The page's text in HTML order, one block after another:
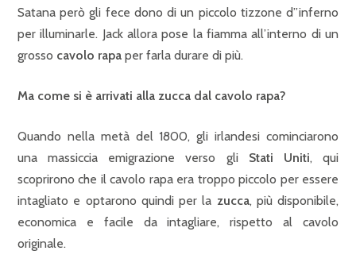
Satana però gli fece dono di un piccolo tizzone d”inferno
per illuminarle. Jack allora pose la fiamma all’interno di un
grosso cavolo rapa per farla durare di più.
Ma come si è arrivati alla zucca dal cavolo rapa?
Quando nella metà del 1800, gli irlandesi cominciarono
una massiccia emigrazione verso gli Stati Uniti, qui
scoprirono che il cavolo rapa era troppo piccolo per essere
intagliato e optarono quindi per la zucca, più disponibile,
economica e facile da intagliare, rispetto al cavolo
originale.